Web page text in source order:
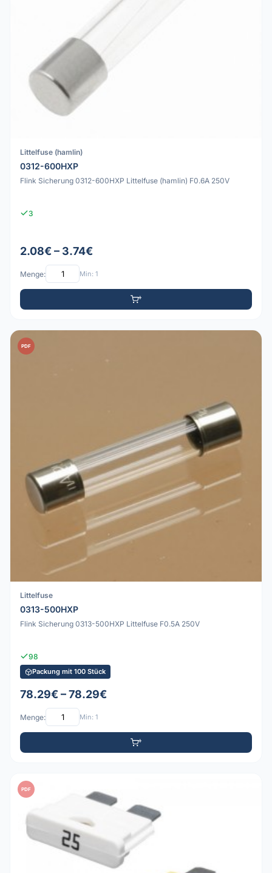
Littelfuse (hamlin)
0312-600HXP
Flink Sicherung 0312-600HXP Littelfuse (hamlin) F0.6A 250V
3
2.08€ – 3.74€
Menge: Min: 1
PDF
Littelfuse
0313-500HXP
Flink Sicherung 0313-500HXP Littelfuse F0.5A 250V
98
Packung mit 100 Stück
78.29€ – 78.29€
Menge: Min: 1
PDF